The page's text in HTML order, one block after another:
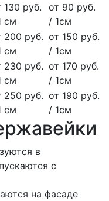
130 руб.
см
от 90 руб.
/ 1см
200 руб.
см
от 150 руб.
/ 1см
230 руб.
см
от 170 руб.
/ 1см
250 руб.
см
от 190 руб.
/ 1см
в
с
на фасаде